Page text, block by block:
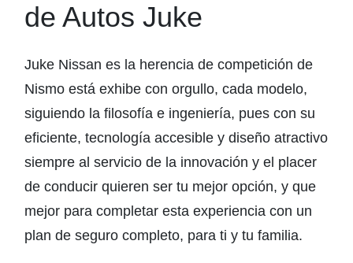
de Autos Juke
Juke Nissan es la herencia de competición de
Nismo está exhibe con orgullo, cada modelo,
siguiendo la filosofía e ingeniería, pues con su
eficiente, tecnología accesible y diseño atractivo
siempre al servicio de la innovación y el placer
de conducir quieren ser tu mejor opción, y que
mejor para completar esta experiencia con un
plan de seguro completo, para ti y tu familia.